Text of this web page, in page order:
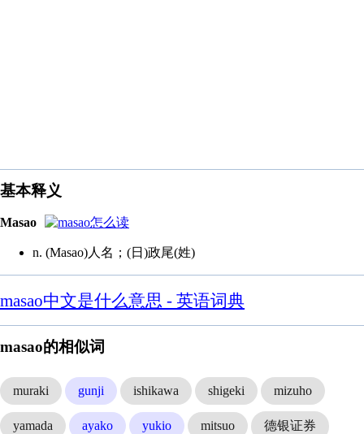
基本释义
Masao
n. (Masao)人名；(日)政尾(姓)
masao中文是什么意思 - 英语词典
masao的相似词
muraki gunji ishikawa shigeki mizuho
yamada ayako yukio mitsuo 德银证券